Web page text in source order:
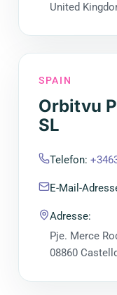
United
SPAIN
Orbitvu
SL
Telefon:
E-Mail-
Adresse:
Pje. Merce
08860